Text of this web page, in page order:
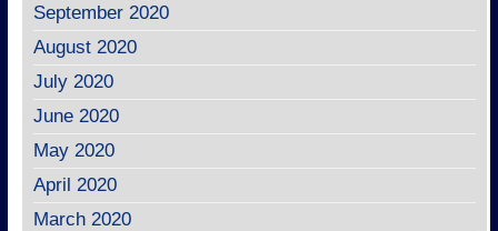
September 2020
August 2020
July 2020
June 2020
May 2020
April 2020
March 2020